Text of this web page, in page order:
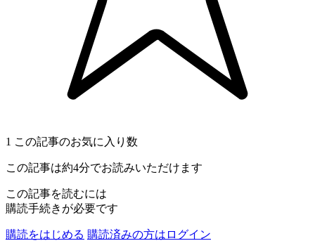
1 この記事のお気に入り数
この記事は約4分でお読みいただけます
この記事を読むには
購読手続きが必要です
購読をはじめる 購読済みの方はログイン